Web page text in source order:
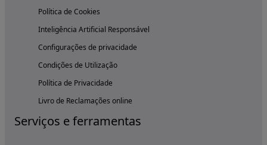
Política de Cookies
Inteligência Artificial Responsável
Configurações de privacidade
Condições de Utilização
Política de Privacidade
Livro de Reclamações online
Serviços e ferramentas